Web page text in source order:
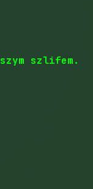
szlifem.